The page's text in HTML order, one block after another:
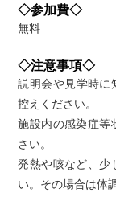
◇参加費◇
無料
◇注意事項◇
説明会や見学時に
控えください。
施設内の感染症等
さい。
発熱や咳など、少
い。その場合は体